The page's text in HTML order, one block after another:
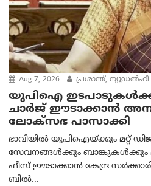
Aug 7, 2026 പ്രശാന്ത്, ന്യൂഡല്‍ഹി
യുപിഐ
ചാർജ് ഈടാക്കാൻ
ലോക്‌സഭ പാസാക്കി
ഭാവിയിൽ യുപിഐയ്ക്കും മറ്റ്
സേവനങ്ങൾക്കും ബാങ്കുകൾക്കും
ഫീസ് ഈടാക്കാൻ കേന്ദ്ര
ബിൽ...